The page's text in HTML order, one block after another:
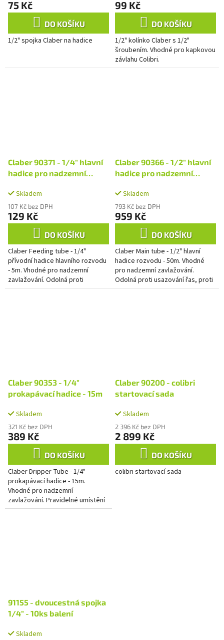
75 Kč
DO KOŠÍKU
1/2" spojka Claber na hadice
99 Kč
DO KOŠÍKU
1/2" kolínko Claber s 1/2"
šroubením. Vhodné pro kapkovou
závlahu Colibri.
Claber 90371 - 1/4" hlavní
hadice pro nadzemní
Skladem
107 Kč bez DPH
129 Kč
DO KOŠÍKU
Claber Feeding tube - 1/4"
přívodní hadice hlavního rozvodu
- 5m. Vhodné pro nadzemní
zavlažování. Odolná proti
usazování řas, proti UV záření a
Claber 90366 - 1/2" hlavní
hadice pro nadzemní
Skladem
793 Kč bez DPH
959 Kč
DO KOŠÍKU
Claber Main tube - 1/2" hlavní
hadice rozvodu - 50m. Vhodné
pro nadzemní zavlažování.
Odolná proti usazování řas, proti
UV záření a nízkým teplotám.
Claber 90353 - 1/4"
prokapávací hadice - 15m
Skladem
321 Kč bez DPH
389 Kč
DO KOŠÍKU
Claber Dripper Tube - 1/4"
prokapávací hadice - 15m.
Vhodné pro nadzemní
zavlažování. Pravidelné umístění
1,2 l/h odkapávačů po 33 cm
Claber 90200 - colibri
startovací sada
Skladem
2 396 Kč bez DPH
2 899 Kč
DO KOŠÍKU
colibri startovací sada
91155 - dvoucestná spojka
1/4" - 10ks balení
Skladem